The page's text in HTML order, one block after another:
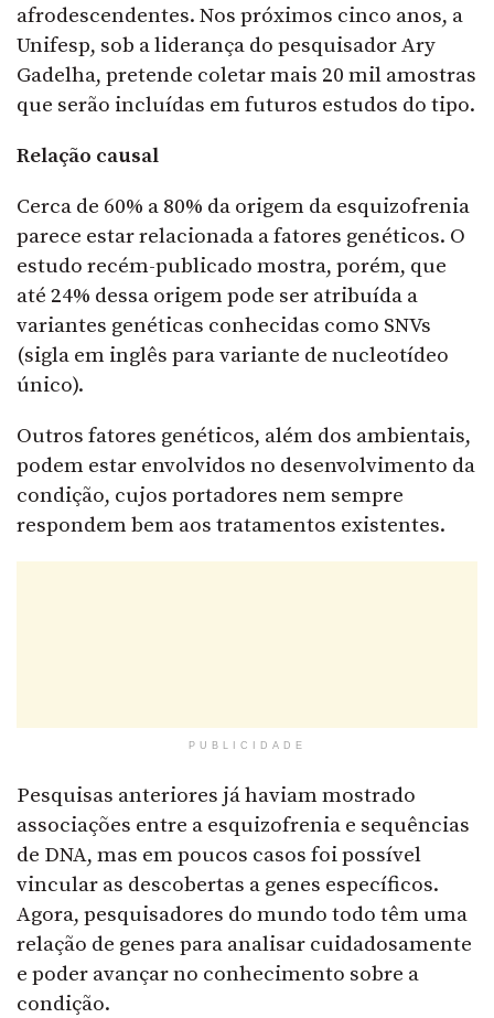
afrodescendentes. Nos próximos cinco anos, a
Unifesp, sob a liderança do pesquisador Ary
Gadelha, pretende coletar mais 20 mil amostras
que serão incluídas em futuros estudos do tipo.
Relação causal
Cerca de 60% a 80% da origem da esquizofrenia
parece estar relacionada a fatores genéticos. O
estudo recém-publicado mostra, porém, que
até 24% dessa origem pode ser atribuída a
variantes genéticas conhecidas como SNVs
(sigla em inglês para variante de nucleotídeo
único).
Outros fatores genéticos, além dos ambientais,
podem estar envolvidos no desenvolvimento da
condição, cujos portadores nem sempre
respondem bem aos tratamentos existentes.
PUBLICIDADE
Pesquisas anteriores já haviam mostrado
associações entre a esquizofrenia e sequências
de DNA, mas em poucos casos foi possível
vincular as descobertas a genes específicos.
Agora, pesquisadores do mundo todo têm uma
relação de genes para analisar cuidadosamente
e poder avançar no conhecimento sobre a
condição.